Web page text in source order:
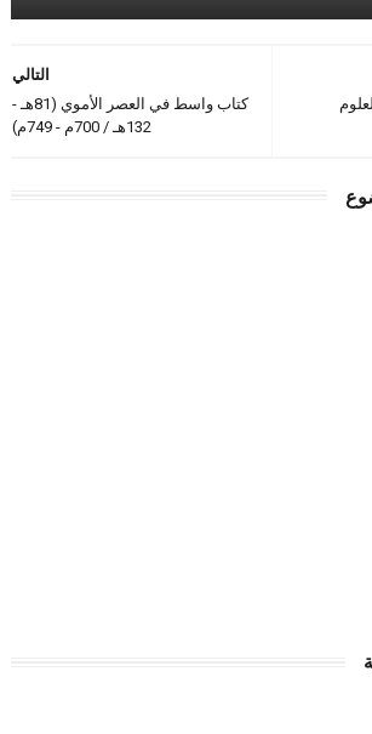
التالي
كتاب واسط في العصر الأموي (81هـ -
132هـ / 700م - 749م)